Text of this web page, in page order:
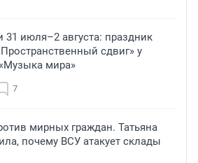
31 июля–2 августа: праздник
сдвиг» у
мира»
7
мирных граждан. Татьяна
почему ВСУ атакует склады